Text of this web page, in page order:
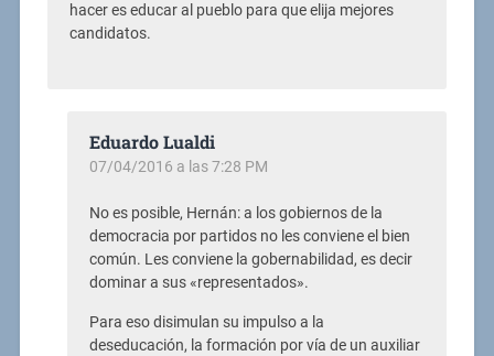
hacer es educar al pueblo para que elija mejores
candidatos.
Eduardo Lualdi
07/04/2016 a las 7:28 PM
No es posible, Hernán: a los gobiernos de la
democracia por partidos no les conviene el bien
común. Les conviene la gobernabilidad, es decir
dominar a sus «representados».
Para eso disimulan su impulso a la
deseducación, la formación por vía de un auxiliar